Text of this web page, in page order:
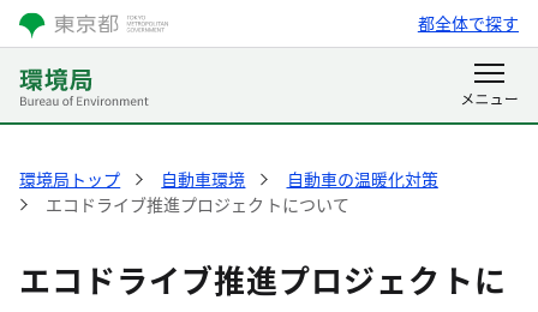
都全体で探す
環境局トップ 自動車環境
自動車の温暖化対策
エコドライブ推進プロジェクトについて
エコドライブ推進プロジェクトに